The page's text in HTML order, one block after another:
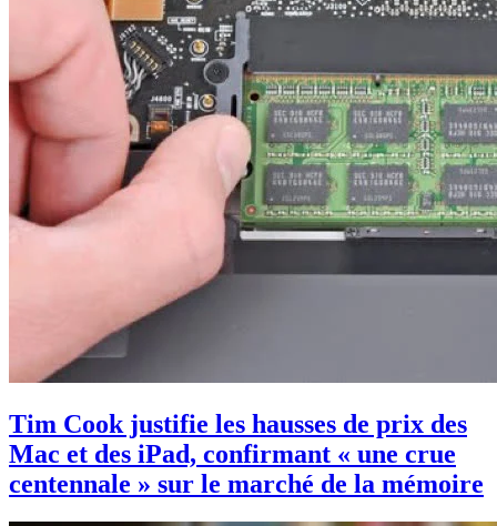
Tim Cook justifie les hausses de prix des
Mac et des iPad, confirmant « une crue
centennale » sur le marché de la mémoire